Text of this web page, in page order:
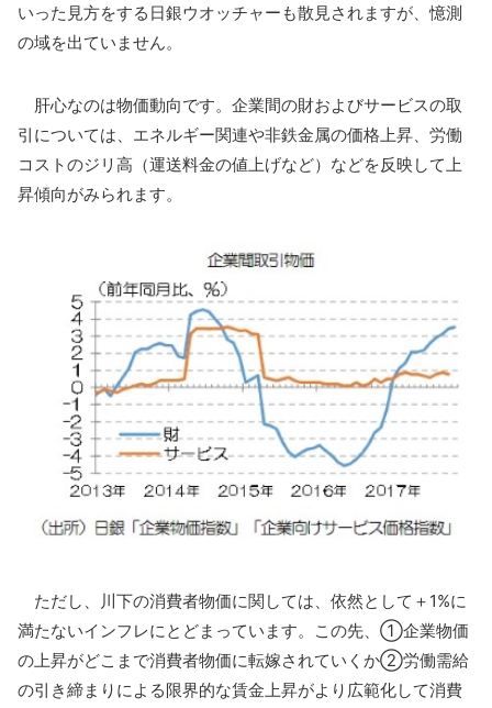
いった見方をする日銀ウオッチャーも散見されますが、憶測
の域を出ていません。
肝心なのは物価動向です。企業間の財およびサービスの取
引については、エネルギー関連や非鉄金属の価格上昇、労働
コストのジリ高（運送料金の値上げなど）などを反映して上
昇傾向がみられます。
ただし、川下の消費者物価に関しては、依然として＋1%に
満たないインフレにとどまっています。この先、①企業物価
の上昇がどこまで消費者物価に転嫁されていくか②労働需給
の引き締まりによる限界的な賃金上昇がより広範化して消費